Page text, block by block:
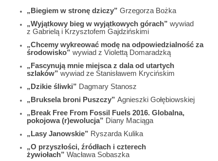
„Biegiem w stronę dziczy” Grzegorza Bożka
„Wyjątkowy bieg w wyjątkowych górach” wywiad
z Gabrielą i Krzysztofem Gajdzińskimi
„Chcemy wykreować modę na odpowiedzialność za
środowisko” wywiad z Violettą Domaradzką
„Fascynują mnie miejsca z dala od utartych
szlaków” wywiad ze Stanisławem Krycińskim
„Dzikie śliwki” Dagmary Stanosz
„Bruksela broni Puszczy” Agnieszki Gołębiowskiej
„Break Free From Fossil Fuels 2016. Globalna,
pokojowa (r)ewolucja” Diany Maciąga
„Lasy Janowskie” Ryszarda Kulika
„O przyszłości, źródłach i czterech
żywiołach” Wacława Sobaszka